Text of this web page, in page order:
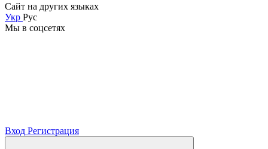
Сайт на других языках
Укр Рус
Мы в соцсетях
Вход Регистрация